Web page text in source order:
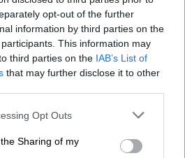
opt-out of the further
information by third parties on the
participants. This information may
third parties on the IAB’s List of
that may further disclose it to other
app uses one or more Google
usage behaviour. You may click to
Opt Outs
Sharing of my
και ιταλικός αέρας!
των γειτόνων, που
και συνοδεύουν
άλλα και ένα ουζάκι,
σπίτι.